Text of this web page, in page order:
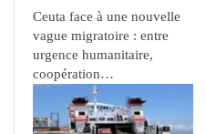
Ceuta face à une nouvelle
vague migratoire : entre
urgence humanitaire,
coopération…